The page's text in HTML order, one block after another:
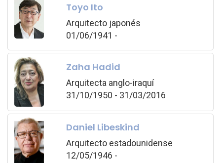
Toyo Ito
Arquitecto japonés
01/06/1941 -
Zaha Hadid
Arquitecta anglo-iraquí
31/10/1950 - 31/03/2016
Daniel Libeskind
Arquitecto estadounidense
12/05/1946 -